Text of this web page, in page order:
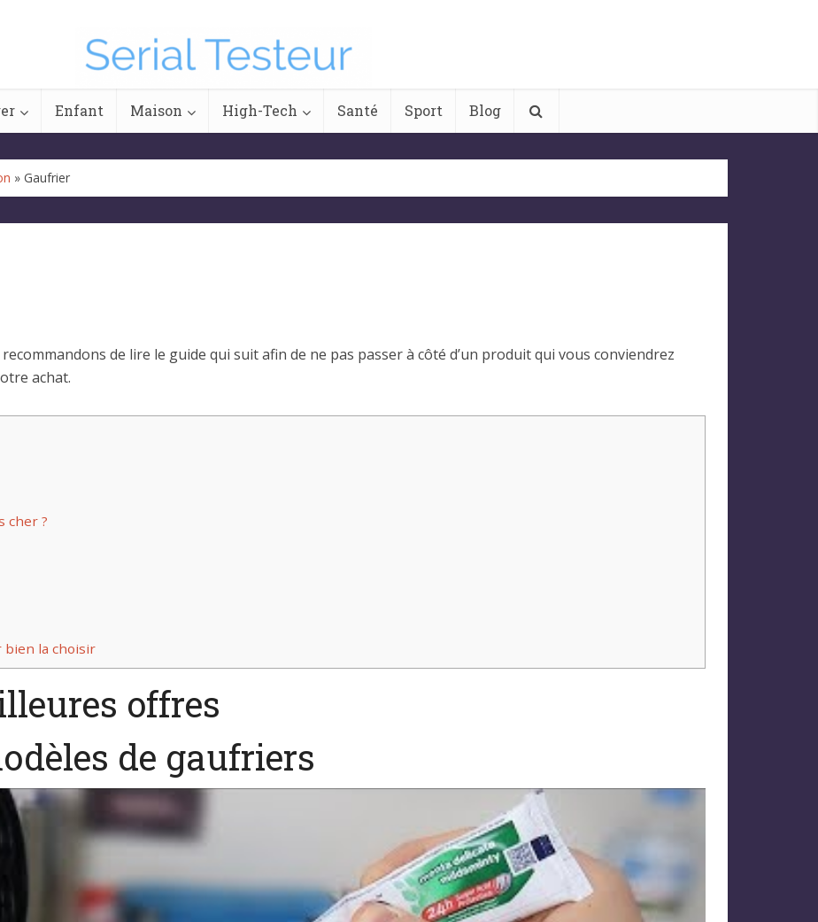
Enfant Maison High-Tech Santé Sport Blog
» Gaufrier
de lire le guide qui suit afin de ne pas passer à côté d’un produit qui vous conviendrez
achat.
cher ?
bien la choisir
offres
de gaufriers